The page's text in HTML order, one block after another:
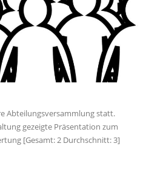
Abteilungsversammlung statt.
gezeigte Präsentation zum
[Gesamt: 2 Durchschnitt: 3]